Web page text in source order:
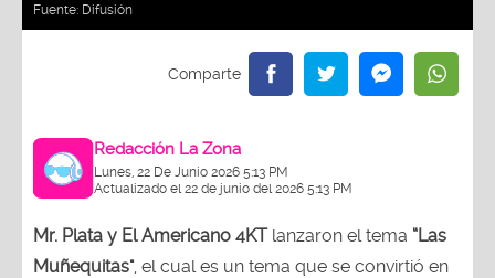
Fuente: Difusión
Redacción La Zona
Lunes, 22 De Junio 2026 5:13 PM
Actualizado el 22 de junio del 2026 5:13 PM
Mr. Plata y El Americano 4KTlanzaron el tema “Las
Muñequitas", el cual es un tema que se convirtió en